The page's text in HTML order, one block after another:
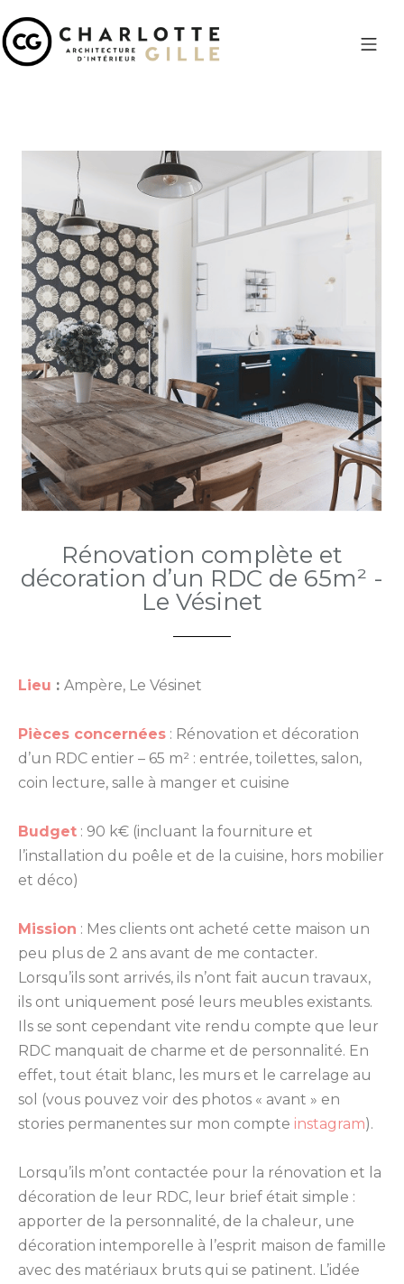
Rénovation complète et
décoration d’un RDC de 65m² -
Le Vésinet
Lieu : Ampère, Le Vésinet
Pièces concernées : Rénovation et décoration
d’un RDC entier – 65 m² : entrée, toilettes, salon,
coin lecture, salle à manger et cuisine
Budget : 90 k€ (incluant la fourniture et
l’installation du poêle et de la cuisine, hors mobilier
et déco)
Mission : Mes clients ont acheté cette maison un
peu plus de 2 ans avant de me contacter.
Lorsqu’ils sont arrivés, ils n’ont fait aucun travaux,
ils ont uniquement posé leurs meubles existants.
Ils se sont cependant vite rendu compte que leur
RDC manquait de charme et de personnalité. En
effet, tout était blanc, les murs et le carrelage au
sol (vous pouvez voir des photos « avant » en
stories permanentes sur mon compte instagram).
Lorsqu’ils m’ont contactée pour la rénovation et la
décoration de leur RDC, leur brief était simple :
apporter de la personnalité, de la chaleur, une
décoration intemporelle à l’esprit maison de famille
avec des matériaux bruts qui se patinent. L’idée